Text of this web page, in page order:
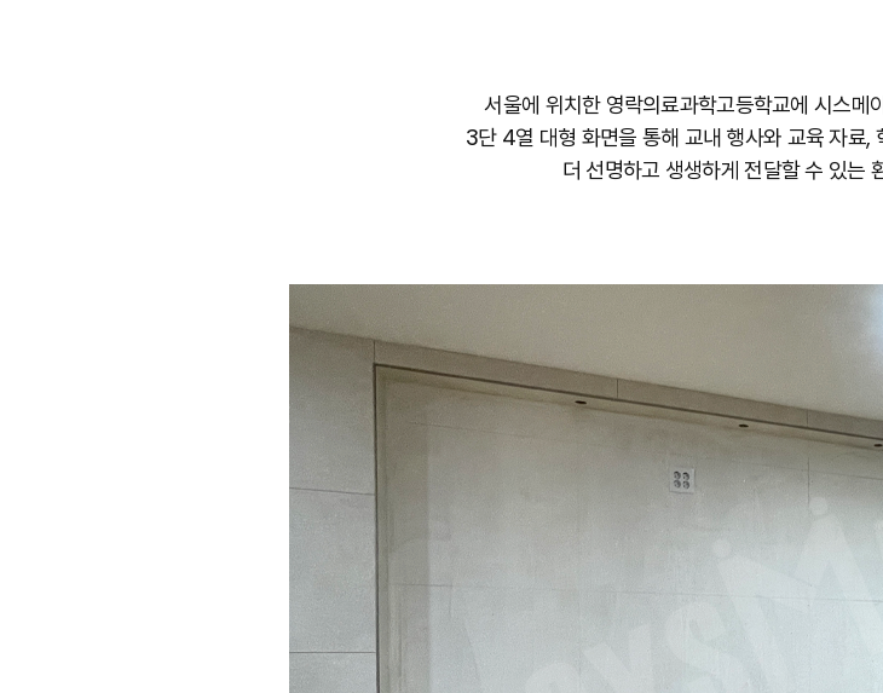
서울에 위치한 영락의료과학고등학교에 시스메
3단 4열 대형 화면을 통해 교내 행사와 교육 자료,
더 선명하고 생생하게 전달할 수 있는